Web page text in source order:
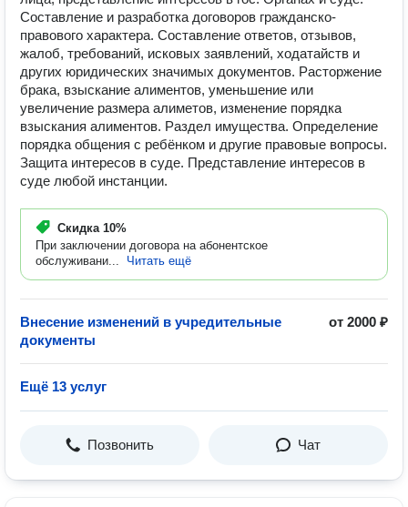
Составление и разработка договоров гражданско-
правового характера. Составление ответов, отзывов,
жалоб, требований, исковых заявлений, ходатайств и
других юридических значимых документов. Расторжение
брака, взыскание алиментов, уменьшение или
увеличение размера алиметов, изменение порядка
взыскания алиментов. Раздел имущества. Определение
порядка общения с ребёнком и другие правовые вопросы.
Защита интересов в суде. Представление интересов в
суде любой инстанции.
Скидка 10%
При заключении договора на абонентское
обслуживани...
Читать ещё
Внесение изменений в учредительные
документы
от 2000 ₽
Ещё 13 услуг
Позвонить Чат